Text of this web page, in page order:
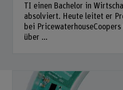
TI einen Bachelor in
absolviert. Heute leitet er
bei
über ...